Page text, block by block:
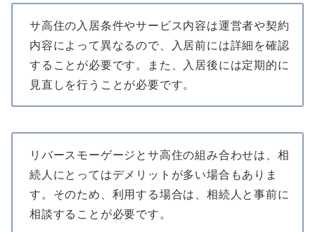
サ高住の入居条件やサービス内容は運営者や契約
内容によって異なるので、入居前には詳細を確認
することが必要です。また、入居後には定期的に
見直しを行うことが必要です。
リバースモーゲージとサ高住の組み合わせは、相
続人にとってはデメリットが多い場合もありま
す。そのため、利用する場合は、相続人と事前に
相談することが必要です。